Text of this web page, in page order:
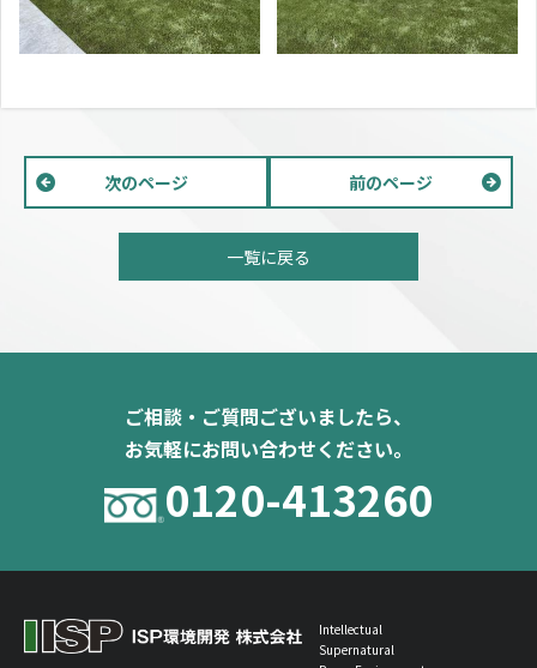
次のページ 前のページ
一覧に戻る
ご相談・ご質問ございましたら、
お気軽にお問い合わせください。
0120-413260
Intellectual
Supernatural